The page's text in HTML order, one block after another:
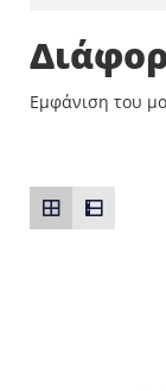
Εμφάνιση του